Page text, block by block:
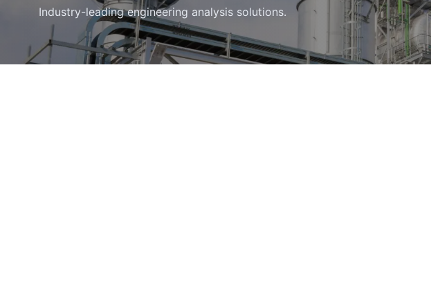
Industry-leading engineering analysis solutions.